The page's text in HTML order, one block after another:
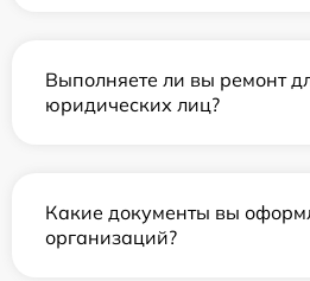
Выполняете ли вы ремонт
юридических лиц?
Какие документы вы
организаций?